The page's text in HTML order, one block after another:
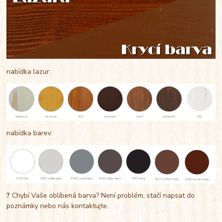
nabídka lazur:
nabídka barev:
?Chybí Vaše oblíbená barva? Není problém, stačí napsat do
poznámky nebo nás kontaktujte.